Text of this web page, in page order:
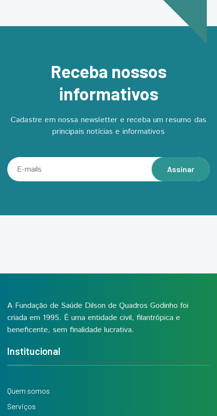
Receba nossos
informativos
Cadastre em nossa newsletter e receba um resumo das
principais notícias e informativos
Assinar
A Fundação de Saúde Dilson de Quadros Godinho foi
criada em 1995. É uma entidade civil, filantrópica e
beneficente, sem finalidade lucrativa.
Institucional
Quem somos
Serviços